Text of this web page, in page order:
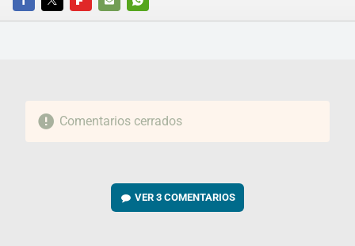
FACEBOOKTWITTERFLIPBOARD
E-
WHATSAPP
Comentarios cerrados
VER3 COMENTARIOS